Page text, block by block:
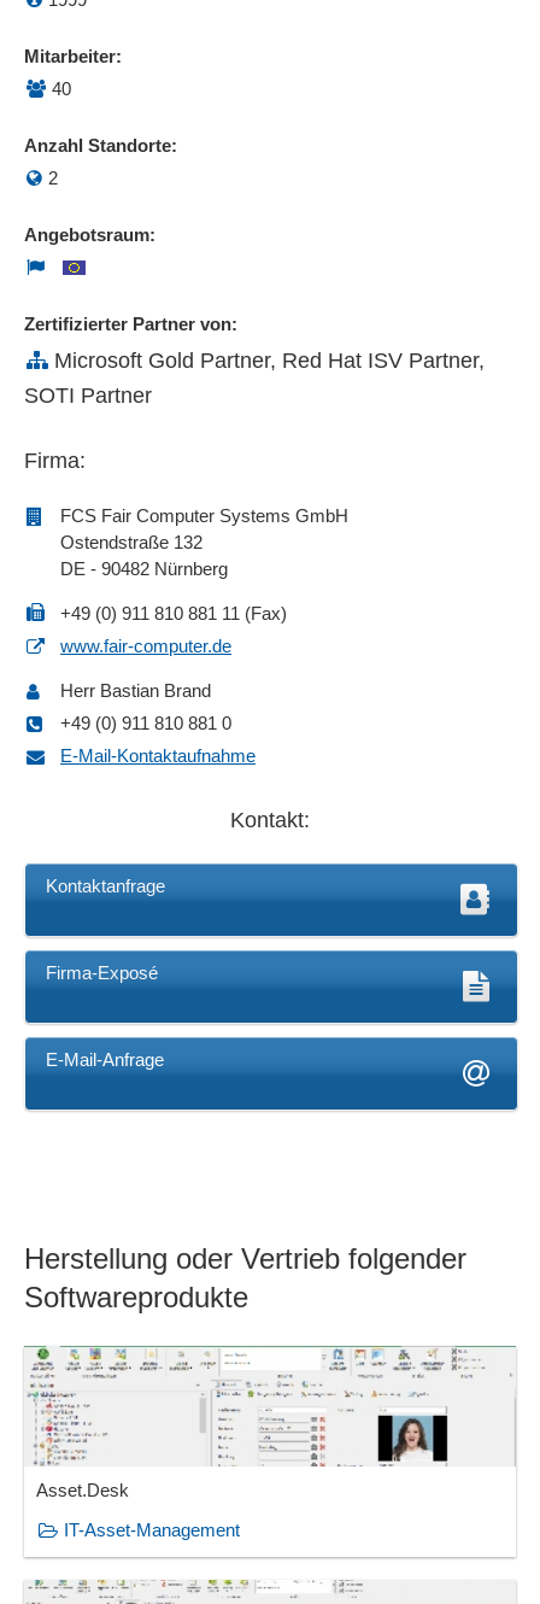
Mitarbeiter:
40
Anzahl Standorte:
2
Angebotsraum:
Zertifizierter Partner von:
Microsoft Gold Partner, Red Hat ISV Partner,
SOTI Partner
Firma:
FCS Fair Computer Systems GmbH
Ostendstraße 132
DE - 90482 Nürnberg
+49 (0) 911 810 881 11 (Fax)
www.fair-computer.de
Herr Bastian Brand
+49 (0) 911 810 881 0
E-Mail-Kontaktaufnahme
Kontakt:
Kontaktanfrage
Firma-Exposé
E-Mail-Anfrage
Herstellung oder Vertrieb folgender
Softwareprodukte
Asset.Desk
IT-Asset-Management